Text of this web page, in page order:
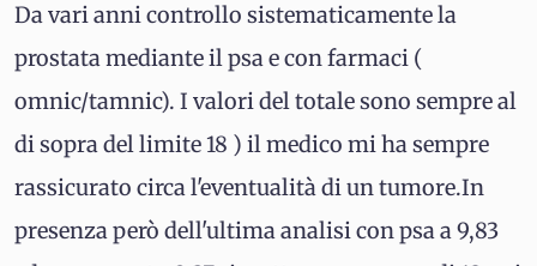
Da vari anni controllo sistematicamente la
prostata mediante il psa e con farmaci (
omnic/tamnic). I valori del totale sono sempre al
di sopra del limite 18 ) il medico mi ha sempre
rassicurato circa l'eventualità di un tumore.In
presenza però dell'ultima analisi con psa a 9,83